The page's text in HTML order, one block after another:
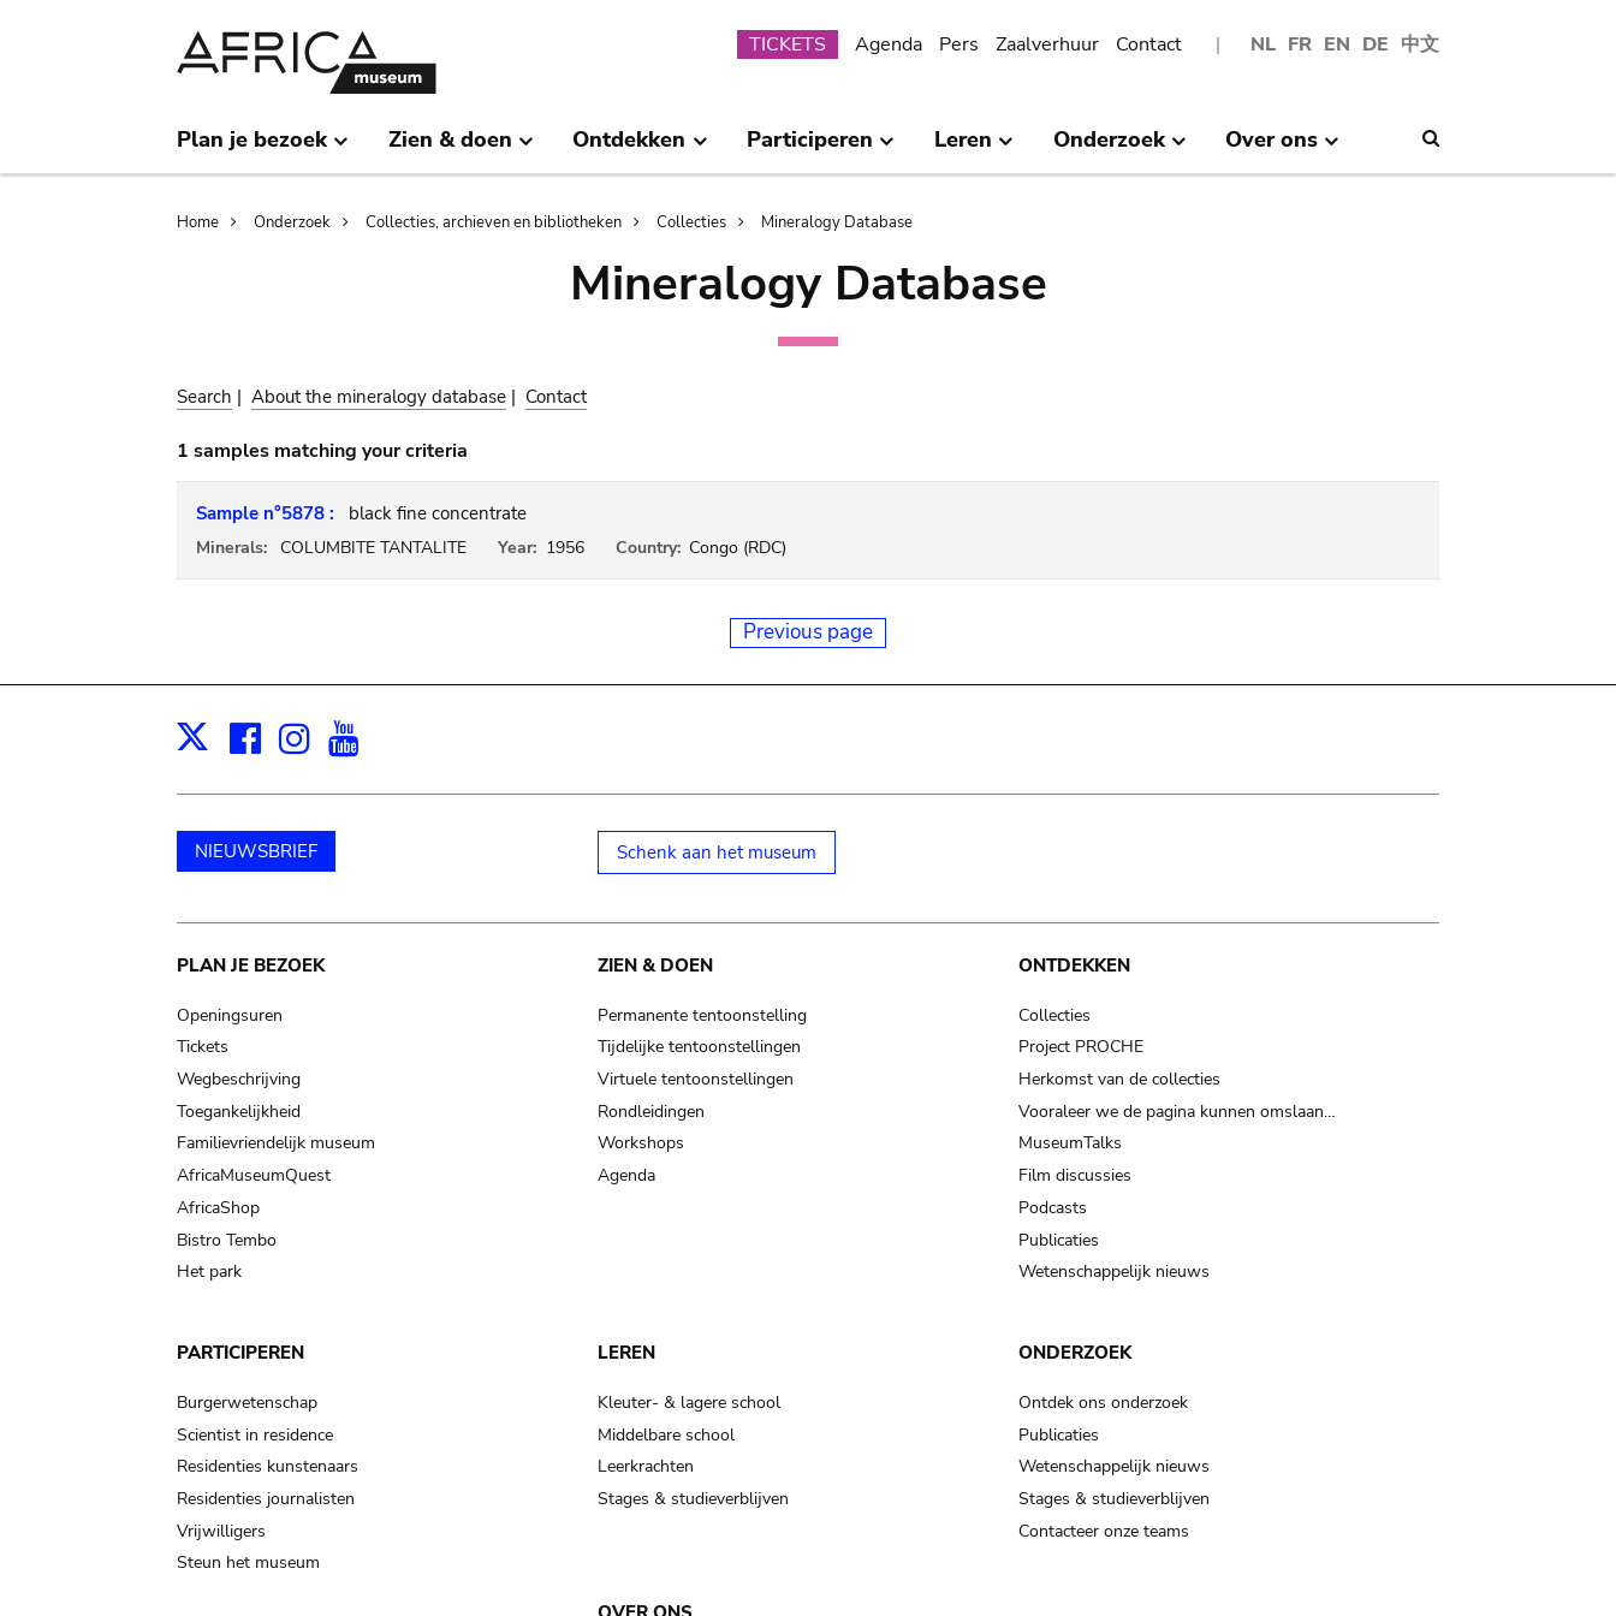
NL FR EN DE 中文
Submenu
TICKETS Agenda Pers Zaalverhuur Contact
Plan je bezoek Zien & doen Ontdekken Participeren Leren Onderzoek Over ons
Breadcrumb
Home Onderzoek Collecties, archieven en bibliotheken Collecties Mineralogy Database
Mineralogy Database
Search | About the mineralogy database | Contact
1 samples matching your criteria
Sample n°5878 : black fine concentrate
Minerals: COLUMBITE TANTALITE Year: 1956 Country: Congo (RDC)
Previous page
X Facebook
Instagram
NIEUWSBRIEF Schenk aan het museum
Main
navigation
PLAN JE BEZOEK
Openingsuren
Tickets
Wegbeschrijving
Toegankelijkheid
Familievriendelijk museum
AfricaMuseumQuest
AfricaShop
Bistro Tembo
Het park
ZIEN & DOEN
Permanente tentoonstelling
Tijdelijke tentoonstellingen
Virtuele tentoonstellingen
Rondleidingen
Workshops
Agenda
ONTDEKKEN
Collecties
Project PROCHE
Herkomst van de collecties
Vooraleer we de pagina kunnen omslaan…
MuseumTalks
Film discussies
Podcasts
Publicaties
Wetenschappelijk nieuws
PARTICIPEREN
Burgerwetenschap
Scientist in residence
Residenties kunstenaars
Residenties journalisten
Vrijwilligers
Steun het museum
LEREN
Kleuter- & lagere school
Middelbare school
Leerkrachten
Stages & studieverblijven
ONDERZOEK
Ontdek ons onderzoek
Publicaties
Wetenschappelijk nieuws
Stages & studieverblijven
Contacteer onze teams